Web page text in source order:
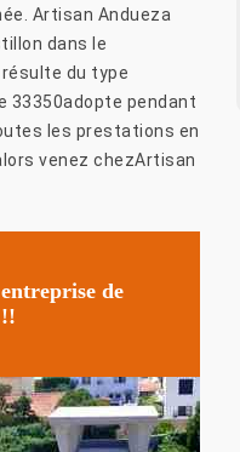
Artisan Andueza
dans le
du type
33350adopte pendant
les prestations en
venez chezArtisan
de